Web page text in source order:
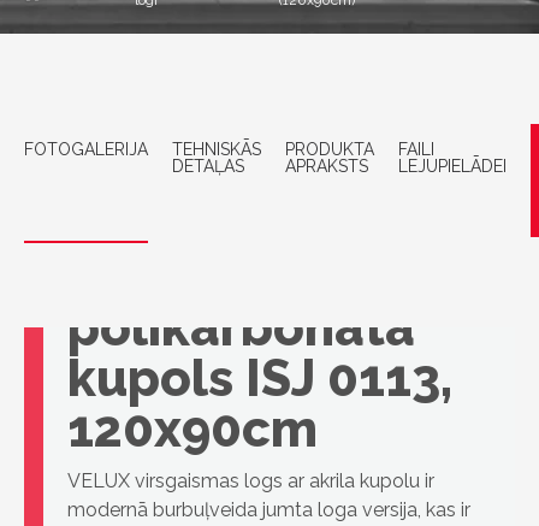
FOTOGALERIJA
TEHNISKĀS
DETAĻAS
PRODUKTA
APRAKSTS
FAILI
LEJUPIELĀDEI
polikarbonāta
kupols ISJ 0113,
120x90cm
VELUX virsgaismas logs ar akrila kupolu ir
modernā burbuļveida jumta loga versija, kas ir